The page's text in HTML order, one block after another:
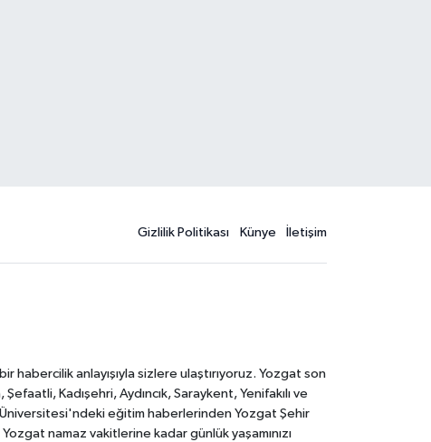
Gizlilik Politikası Künye İletişim
anlayışıyla sizlere ulaştırıyoruz. Yozgat son
Kadışehri, Aydıncık, Saraykent, Yenifakılı ve
Üniversitesi'ndeki eğitim haberlerinden Yozgat Şehir
namaz vakitlerine kadar günlük yaşamınızı